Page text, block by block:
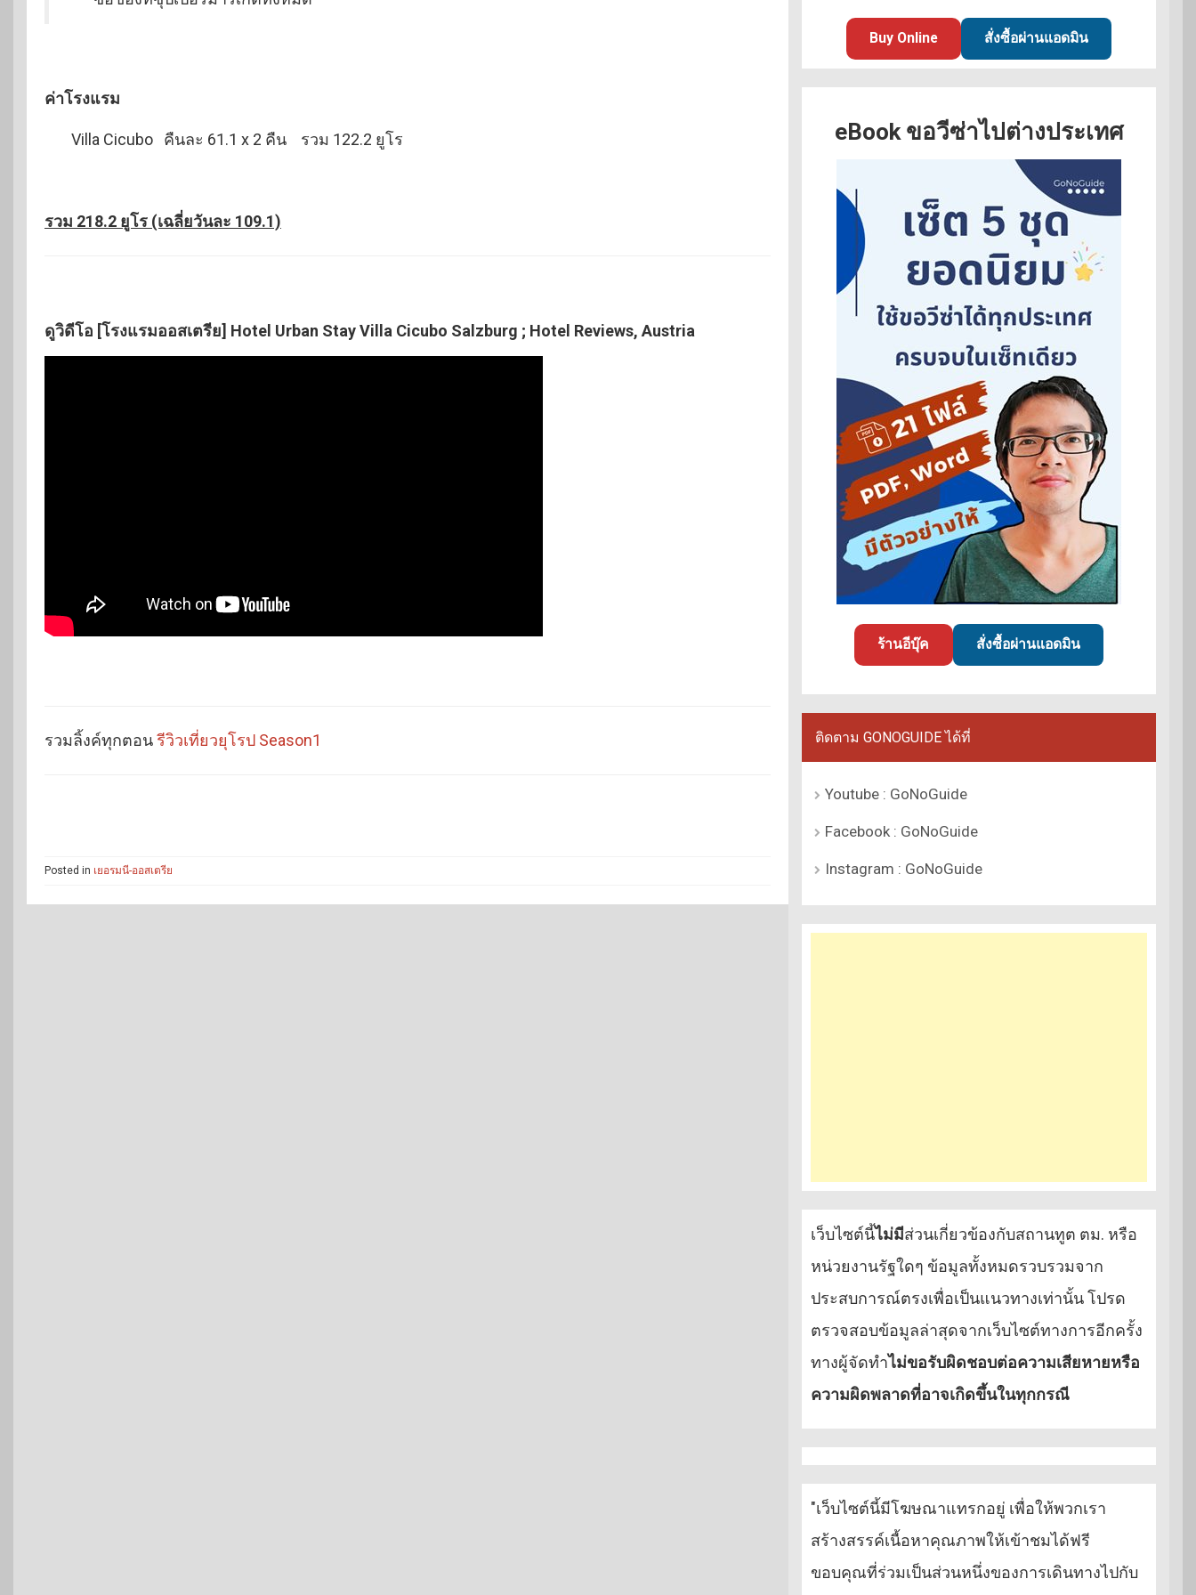
ค่าโรงแรม
Villa Cicubo คืนละ 61.1 x 2 คืน รวม 122.2 ยูโร
รวม 218.2 ยูโร (เฉลี่ยวันละ 109.1)
ดูวิดีโอ [โรงแรมออสเตรีย] Hotel Urban Stay Villa Cicubo Salzburg ; Hotel Reviews, Austria
รวมลิ้งค์ทุกตอนรีวิวเที่ยวยุโรป Season1
Posted in เยอรมนี-ออสเตรีย
Buy Online สั่งซื้อผ่านแอดมิน
eBook ขอวีซ่าไปต่างประเทศ
ร้านอีบุ๊ค สั่งซื้อผ่านแอดมิน
ติดตาม GONOGUIDE ได้ที่
Youtube : GoNoGuide
Facebook : GoNoGuide
Instagram : GoNoGuide
เว็บไซต์นี้ไม่มีส่วนเกี่ยวข้องกับสถานทูต ตม. หรือ
หน่วยงานรัฐใดๆ ข้อมูลทั้งหมดรวบรวมจาก
ประสบการณ์ตรงเพื่อเป็นแนวทางเท่านั้น โปรด
ตรวจสอบข้อมูลล่าสุดจากเว็บไซต์ทางการอีกครั้ง
ทางผู้จัดทำไม่ขอรับผิดชอบต่อความเสียหายหรือ
ความผิดพลาดที่อาจเกิดขึ้นในทุกกรณี
"เว็บไซต์นี้มีโฆษณาแทรกอยู่ เพื่อให้พวกเรา
สร้างสรรค์เนื้อหาคุณภาพให้เข้าชมได้ฟรี
ขอบคุณที่ร่วมเป็นส่วนหนึ่งของการเดินทางไปกับ